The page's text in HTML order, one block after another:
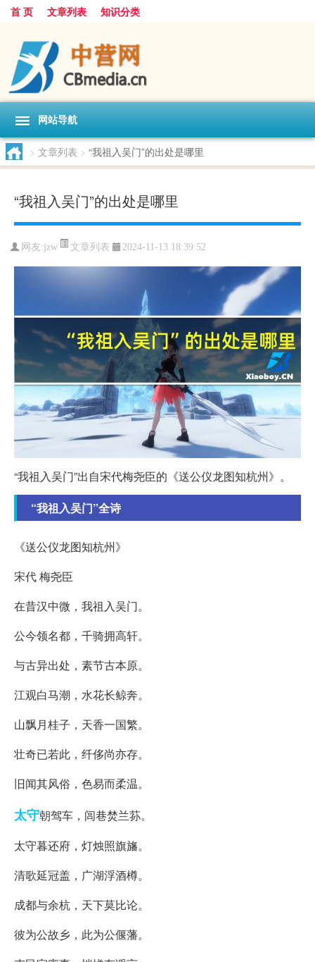
首 页 文章列表 知识分类
网站导航
> 文章列表 > “我祖入吴门”的出处是哪里
“我祖入吴门”的出处是哪里
网友:jzw 文章列表 2024-11-13 18:39:52
“我祖入吴门”出自宋代梅尧臣的《送公仪龙图知杭州》。
“我祖入吴门”全诗
《送公仪龙图知杭州》
宋代 梅尧臣
在昔汉中微，我祖入吴门。
公今领名都，千骑拥高轩。
与古异出处，素节古本原。
江观白马潮，水花长鲸奔。
山飘月桂子，天香一国繁。
壮奇已若此，纤侈尚亦存。
旧闻其风俗，色易而柔温。
太守朝驾车，闾巷焚兰荪。
太守暮还府，灯烛照旗旛。
清歌延冠盖，广湖浮酒樽。
成都与余杭，天下莫比论。
彼为公故乡，此为公偃藩。